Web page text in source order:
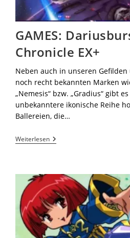
GAMES:
Chronicle EX+
Neben auch in unseren
noch recht bekannten Marken
„Nemesis“ bzw. „Gradius“ gibt
unbekanntere ikonische Reihe
Ballereien, die…
Weiterlesen